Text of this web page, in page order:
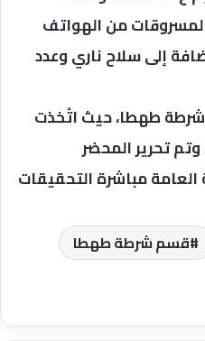
من الهواتف
إلى سلاح ناري وعدد
طهطا، حيث اتُخذت
وتم تحرير المحضر
العامة مباشرة التحقيقات
قسم شرطة طهطا